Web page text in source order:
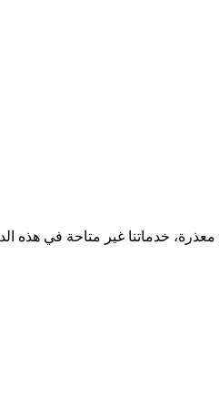
معذرة، خدماتنا غير متاحة في هذه